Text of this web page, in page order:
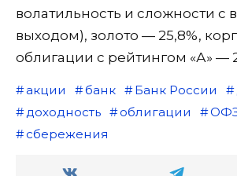
волатильность и сложности с
выходом), золото — 25,8%,
облигации с рейтингом «А» —
акции банк Банк России
доходность
облигации
сбережения